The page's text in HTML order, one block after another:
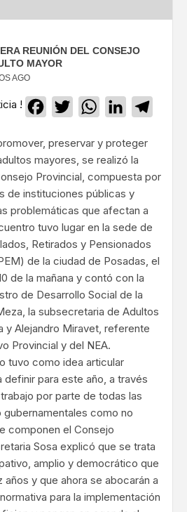
REUNIÓN DEL CONSEJO
MAYOR
AGO
! Facebook
TwitterWhatsApp
LinkedIn
preservar y proteger
mayores, se realizó la
Provincial, compuesta por
de instituciones públicas y
problemáticas que afectan a
tuvo lugar en la sede de
Retirados y Pensionados
de la ciudad de Posadas, el
de la mañana y contó con la
de Desarrollo Social de la
la subsecretaria de Adultos
y Alejandro Miravet, referente
Provincial y del NEA.
tuvo como idea articular
para este año, a través
por parte de todas las
como no
componen el Consejo
Sosa explicó que se trata
amplio y democrático que
y que ahora se abocarán a
para la implementación